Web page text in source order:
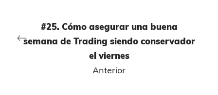
#25. Cómo asegurar una buena
semana de Trading siendo conservador
el viernes
Anterior